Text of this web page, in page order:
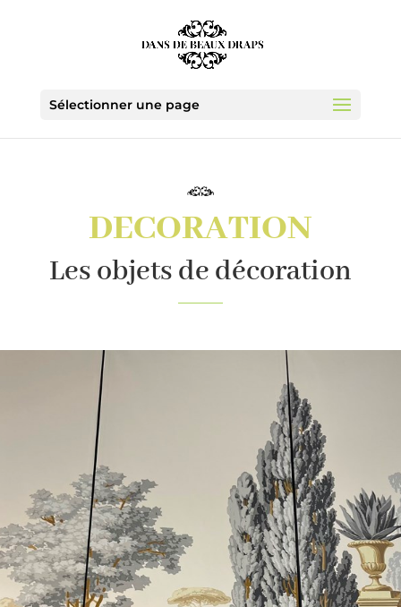
Sélectionner une page
DECORATION
Les objets de décoration